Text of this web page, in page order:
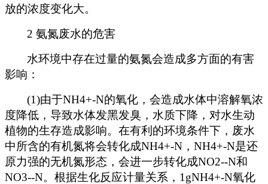
放的浓度变化大。
2 氨氮废水的危害
水环境中存在过量的氨氮会造成多方面的有害
影响：
(1)由于NH4+-N的氧化，会造成水体中溶解氧浓
度降低，导致水体发黑发臭，水质下降，对水生动
植物的生存造成影响。在有利的环境条件下，废水
中所含的有机氮将会转化成NH4+-N，NH4+-N是还
原力强的无机氮形态，会进一步转化成NO2--N和
NO3--N。根据生化反应计量关系，1gNH4+-N氧化